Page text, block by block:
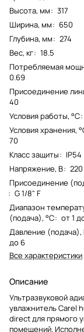
Высота, мм: 317
Ширина, мм: 650
Глубина, мм: 274
Вес, кг: 18.5
Потребляемая
0.69
Присоединение
40
Условия работы, °С:
Условия хранения,
70
Класс защиты: IP54
Напряжение, В: 220
Присоединение
: G 1/8" F
Диапазон
(подача), °С: от 1
Давление
до 6
Все характеристики
Описание
Ультразвуковой
увлажнитель Carel
direct для прямого
помещений.